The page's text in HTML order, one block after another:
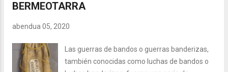
fijado ya definitivamente el emplazamiento en
obras a los arquitectos y académicos Silvestre
Pérez y Alejo Miranda. El principal problema
que tenía tanto el ayuntamiento como el
BERMEOTARRA
abendua 05, 2020
Las guerras de bandos o guerras banderizas,
también conocidas como luchas de bandos o